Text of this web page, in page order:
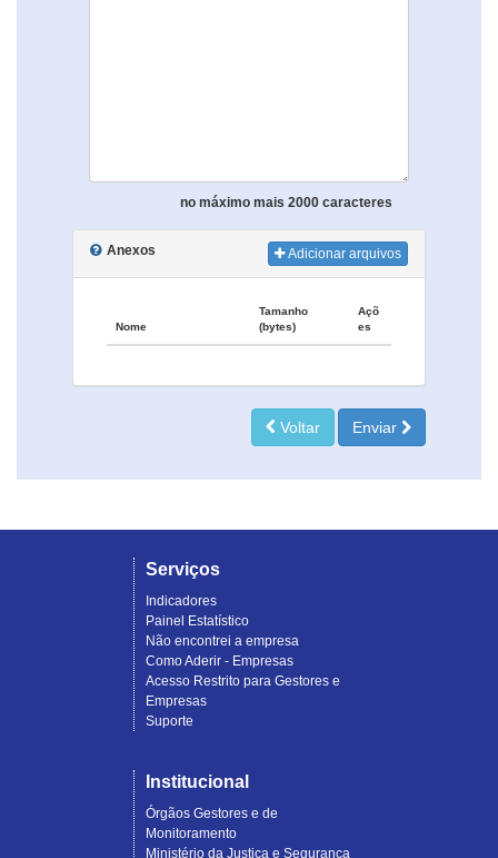
no máximo mais 2000 caracteres
Anexos Adicionar arquivos
Nome
Tamanho
(bytes)
Açõ
es
Voltar Enviar
Serviços
Indicadores
Painel Estatístico
Não encontrei a empresa
Como Aderir - Empresas
Acesso Restrito para Gestores e
Empresas
Suporte
Institucional
Órgãos Gestores e de
Monitoramento
Ministério da Justiça e Segurança